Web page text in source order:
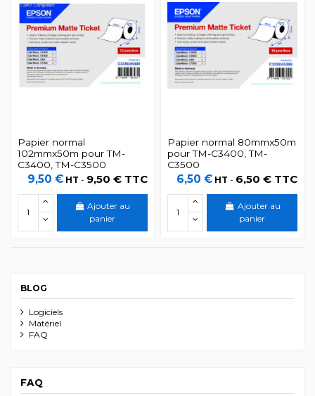
Papier normal
102mmx50m pour TM-
C3400, TM-C3500
9,50 € HT - 9,50 € TTC
Ajouter au
panier
Papier normal 80mmx50m
pour TM-C3400, TM-
C3500
6,50 € HT - 6,50 € TTC
Ajouter au
panier
BLOG
Logiciels
Matériel
FAQ
FAQ